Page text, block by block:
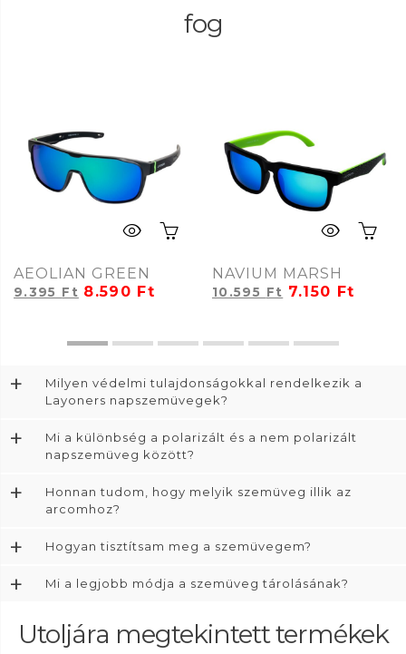
fog
AEOLIAN GREEN
9.395 Ft 8.590 Ft
NAVIUM MARSH
10.595 Ft 7.150 Ft
+
Milyen védelmi tulajdonságokkal rendelkezik a
Layoners napszemüvegek?
+
Mi a különbség a polarizált és a nem polarizált
napszemüveg között?
+
Honnan tudom, hogy melyik szemüveg illik az
arcomhoz?
+ Hogyan tisztítsam meg a szemüvegem?
+ Mi a legjobb módja a szemüveg tárolásának?
Utoljára megtekintett termékek